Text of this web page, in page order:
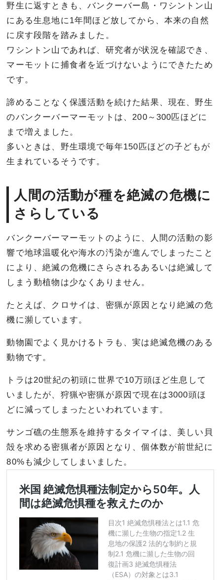
野生に返すときも、バンクーバー島・ワシントン山
にある生息地に1年間ほど放してから、本来の自然
に戻す段階を踏みました。
ワシントン山であれば、研究者が状況を確認でき、
マーモットに捕食者を近づけないようにできたため
です。
諦めることなく保護活動を続けた結果、現在、野生
のバンクーバーマーモットは、200～300匹ほどに
まで増えました。
多いときは、野生環境で毎年150匹ほどの子どもが
生まれているそうです。
人間の活動が種を絶滅の危機に
さらしている
バンクーバーマーモットのように、人間の活動の影
響で地球温暖化や海水の汚染が進んでしまったこと
により、絶滅の危機にさらされるあるいは絶滅して
しまう動植物は少なくありません。
たとえば、クロサイは、密猟が原因となり絶滅の危
機に瀕しています。
動物園でよく見かけるトラも、実は絶滅危機のある
動物です。
トラは20世紀の初頭に世界で10万頭ほど生息して
いましたが、狩猟や密猟が原因で現在は3000頭ほ
どに減ってしまったといわれています。
サンゴ礁の生態系を維持するタイマイは、美しい貝
殻を求める密猟者が原因となり、個体数が前世紀に
80%も減少してしまいました。